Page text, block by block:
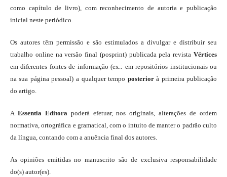
como capítulo de livro), com reconhecimento de autoria e publicação
inicial neste periódico.
Os autores têm permissão e são estimulados a divulgar e distribuir seu
trabalho online na versão final (posprint) publicada pela revistaVértices
em diferentes fontes de informação (ex.: em repositórios institucionais ou
na sua página pessoal) a qualquer tempo posteriorà primeira publicação
do artigo.
A Essentia Editora poderá efetuar, nos originais, alterações de ordem
normativa, ortográfica e gramatical, com o intuito de manter o padrão culto
da língua, contando com a anuência final dos autores.
As opiniões emitidas no manuscrito são de exclusiva responsabilidade
do(s) autor(es).